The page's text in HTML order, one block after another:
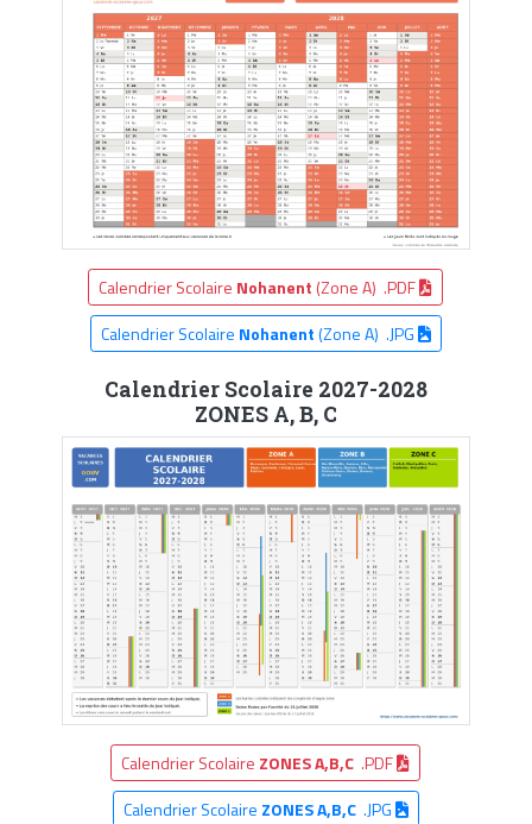
Calendrier Scolaire Nohanent (Zone A) .PDF
Calendrier Scolaire Nohanent(Zone A) .JPG
Calendrier Scolaire 2027-2028
ZONES A, B, C
Calendrier Scolaire ZONES A,B,C .PDF
Calendrier Scolaire ZONES A,B,C.JPG